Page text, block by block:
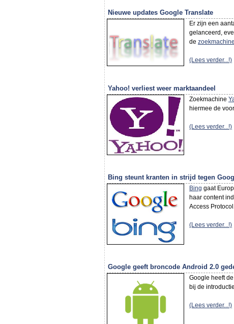
Nieuwe updates Google Translate
Er zijn een
gelanceerd,
de zoekmachine
(Lees verder...!)
Yahoo! verliest weer marktaandeel
Zoekmachine
hiermee de
(Lees verder...!)
Bing steunt kranten in strijd tegen
Bing gaat
haar content
Access
(Lees verder...!)
Google geeft broncode Android 2.0
Google heeft
bij de
(Lees verder...!)